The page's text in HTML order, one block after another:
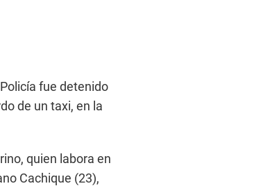
fue detenido
de un taxi, en la
quien labora en
Cachique (23),